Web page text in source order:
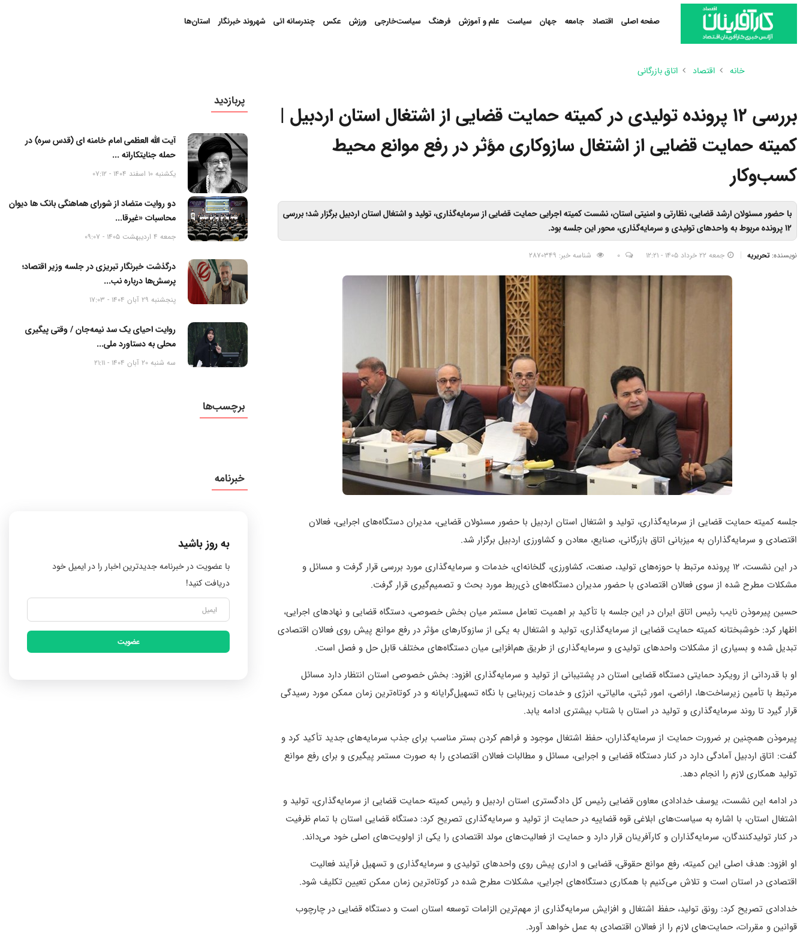
صفحه اصلی اقتصاد جامعه جهان سیاست علم و آموزش فرهنگ سیاست‌خارجی ورزش عکس چندرسانه ائی شهروند خبرنگار استان‌ها
خانه اقتصاد اتاق بازرگانی
بررسی ۱۲ پرونده تولیدی در کمیته حمایت قضایی از اشتغال استان اردبیل |
کمیته حمایت قضایی از اشتغال سازوکاری مؤثر در رفع موانع محیط
کسب‌وکار
با حضور مسئولان ارشد قضایی، نظارتی و امنیتی استان، نشست کمیته اجرایی حمایت قضایی از سرمایه‌گذاری، تولید و اشتغال استان اردبیل برگزار شد؛ بررسی
۱۲ پرونده مربوط به واحدهای تولیدی و سرمایه‌گذاری، محور این جلسه بود.
نویسنده: تحریریه جمعه 22 خرداد 1405 - 12:21 0 شناسه خبر: 2870349
جلسه کمیته حمایت قضایی از سرمایه‌گذاری، تولید و اشتغال استان اردبیل با حضور مسئولان قضایی، مدیران دستگاه‌های اجرایی، فعالان
اقتصادی و سرمایه‌گذاران به میزبانی اتاق بازرگانی، صنایع، معادن و کشاورزی اردبیل برگزار شد.
در این نشست، ۱۲ پرونده مرتبط با حوزه‌های تولید، صنعت، کشاورزی، گلخانه‌ای، خدمات و سرمایه‌گذاری مورد بررسی قرار گرفت و مسائل و
مشکلات مطرح شده از سوی فعالان اقتصادی با حضور مدیران دستگاه‌های ذی‌ربط مورد بحث و تصمیم‌گیری قرار گرفت.
حسین پیرموذن نایب رئیس اتاق ایران در این جلسه با تأکید بر اهمیت تعامل مستمر میان بخش خصوصی، دستگاه قضایی و نهادهای اجرایی،
اظهار کرد: خوشبختانه کمیته حمایت قضایی از سرمایه‌گذاری، تولید و اشتغال به یکی از سازوکارهای مؤثر در رفع موانع پیش روی فعالان اقتصادی
تبدیل شده و بسیاری از مشکلات واحدهای تولیدی و سرمایه‌گذاری از طریق هم‌افزایی میان دستگاه‌های مختلف قابل حل و فصل است.
او با قدردانی از رویکرد حمایتی دستگاه قضایی استان در پشتیبانی از تولید و سرمایه‌گذاری افزود: بخش خصوصی استان انتظار دارد مسائل
مرتبط با تأمین زیرساخت‌ها، اراضی، امور ثبتی، مالیاتی، انرژی و خدمات زیربنایی با نگاه تسهیل‌گرایانه و در کوتاه‌ترین زمان ممکن مورد رسیدگی
قرار گیرد تا روند سرمایه‌گذاری و تولید در استان با شتاب بیشتری ادامه یابد.
پیرموذن همچنین بر ضرورت حمایت از سرمایه‌گذاران، حفظ اشتغال موجود و فراهم کردن بستر مناسب برای جذب سرمایه‌های جدید تأکید کرد و
گفت: اتاق اردبیل آمادگی دارد در کنار دستگاه قضایی و اجرایی، مسائل و مطالبات فعالان اقتصادی را به صورت مستمر پیگیری و برای رفع موانع
تولید همکاری لازم را انجام دهد.
در ادامه این نشست، یوسف خدادادی معاون قضایی رئیس کل دادگستری استان اردبیل و رئیس کمیته حمایت قضایی از سرمایه‌گذاری، تولید و
اشتغال استان، با اشاره به سیاست‌های ابلاغی قوه قضاییه در حمایت از تولید و سرمایه‌گذاری تصریح کرد: دستگاه قضایی استان با تمام ظرفیت
در کنار تولیدکنندگان، سرمایه‌گذاران و کارآفرینان قرار دارد و حمایت از فعالیت‌های مولد اقتصادی را یکی از اولویت‌های اصلی خود می‌داند.
او افزود: هدف اصلی این کمیته، رفع موانع حقوقی، قضایی و اداری پیش روی واحدهای تولیدی و سرمایه‌گذاری و تسهیل فرآیند فعالیت
اقتصادی در استان است و تلاش می‌کنیم با همکاری دستگاه‌های اجرایی، مشکلات مطرح شده در کوتاه‌ترین زمان ممکن تعیین تکلیف شود.
خدادادی تصریح کرد: رونق تولید، حفظ اشتغال و افزایش سرمایه‌گذاری از مهم‌ترین الزامات توسعه استان است و دستگاه قضایی در چارچوب
قوانین و مقررات، حمایت‌های لازم را از فعالان اقتصادی به عمل خواهد آورد.
پربازدید
آیت الله العظمی امام خامنه ای (قدس سره) در
حمله جنایتکارانه ...
یکشنبه 10 اسفند 1404 - 07:12
دو روایت متضاد از شورای هماهنگی بانک ها دیوان
محاسبات «غیرقا...
جمعه 4 اردیبهشت 1405 - 09:07
درگذشت خبرنگار تبریزی در جلسه وزیر اقتصاد؛
پرسش‌ها درباره نب...
پنجشنبه 29 آبان 1404 - 17:03
روایت احیای یک سد نیمه‌جان / وقتی پیگیری
محلی به دستاورد ملی...
سه شنبه 20 آبان 1404 - 21:11
برچسب‌ها
خبرنامه
به روز باشید
با عضویت در خبرنامه جدیدترین اخبار را در ایمیل خود
دریافت کنید!
عضویت